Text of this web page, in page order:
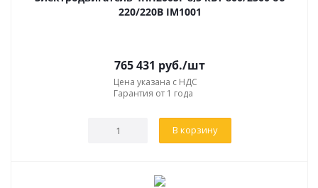
220/220В IM1001
765 431 руб./шт
Цена указана с НДС
Гарантия от 1 года
В корзину